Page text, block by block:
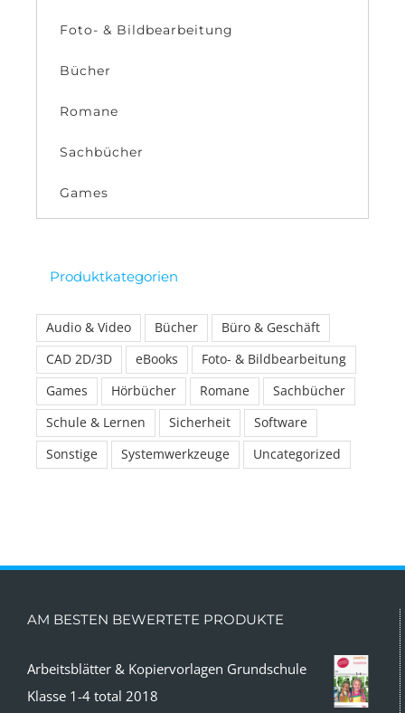
Foto- & Bildbearbeitung
Bücher
Romane
Sachbücher
Games
Produktkategorien
Audio & Video Bücher
Büro & Geschäft
CAD 2D/3D
eBooks
Foto- & Bildbearbeitung
Games
Hörbücher Romane
Sachbücher
Schule & Lernen
Sicherheit
Software
Sonstige
Systemwerkzeuge Uncategorized
AM BESTEN BEWERTETE PRODUKTE
Arbeitsblätter & Kopiervorlagen Grundschule
Klasse 1-4 total 2018